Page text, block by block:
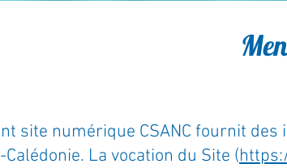
site numérique CSANC fournit
Calédonie. La vocation du Site (